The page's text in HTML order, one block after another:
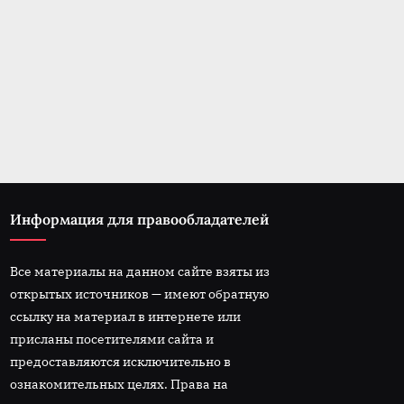
Информация для правообладателей
Все материалы на данном сайте взяты из
открытых источников — имеют обратную
ссылку на материал в интернете или
присланы посетителями сайта и
предоставляются исключительно в
ознакомительных целях. Права на